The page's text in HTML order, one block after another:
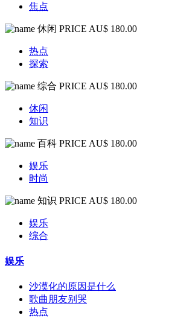
焦点
休闲 PRICE AU$ 180.00
热点
探索
综合 PRICE AU$ 180.00
休闲
知识
百科 PRICE AU$ 180.00
娱乐
时尚
知识 PRICE AU$ 180.00
娱乐
综合
娱乐
沙漠化的原因是什么
歌曲朋友别哭
热点